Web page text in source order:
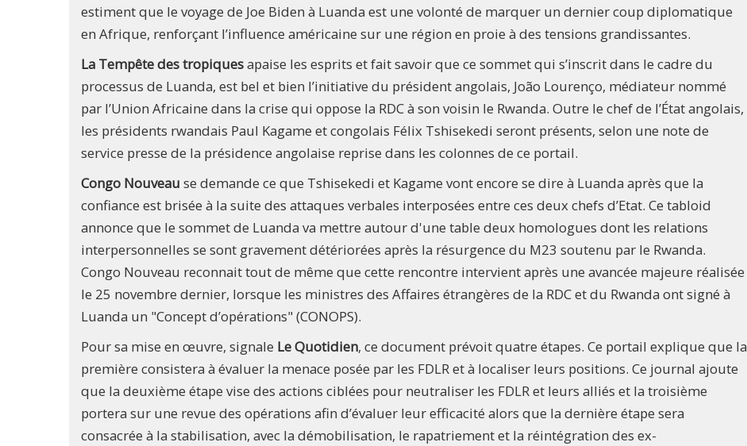
estiment que le voyage de Joe Biden à Luanda est une volonté de marquer un dernier coup diplomatique
en Afrique, renforçant l’influence américaine sur une région en proie à des tensions grandissantes.
La Tempête des tropiquesapaise les esprits et fait savoir que ce sommet qui s’inscrit dans le cadre du
processus de Luanda, est bel et bien l’initiative du président angolais, João Lourenço, médiateur nommé
par l’Union Africaine dans la crise qui oppose la RDC à son voisin le Rwanda. Outre le chef de l’État angolais,
les présidents rwandais Paul Kagame et congolais Félix Tshisekedi seront présents, selon une note de
service presse de la présidence angolaise reprise dans les colonnes de ce portail.
Congo Nouveau se demande ce que Tshisekedi et Kagame vont encore se dire à Luanda après que la
confiance est brisée à la suite des attaques verbales interposées entre ces deux chefs d’Etat. Ce tabloid
annonce que le sommet de Luanda va mettre autour d'une table deux homologues dont les relations
interpersonnelles se sont gravement détériorées après la résurgence du M23 soutenu par le Rwanda.
Congo Nouveau reconnait tout de même que cette rencontre intervient après une avancée majeure réalisée
le 25 novembre dernier, lorsque les ministres des Affaires étrangères de la RDC et du Rwanda ont signé à
Luanda un "Concept d’opérations" (CONOPS).
Pour sa mise en œuvre, signale Le Quotidien, ce document prévoit quatre étapes. Ce portail explique que la
première consistera à évaluer la menace posée par les FDLR et à localiser leurs positions. Ce journal ajoute
que la deuxième étape vise des actions ciblées pour neutraliser les FDLR et leurs alliés et la troisième
portera sur une revue des opérations afin d’évaluer leur efficacité alors que la dernière étape sera
consacrée à la stabilisation, avec la démobilisation, le rapatriement et la réintégration des ex-